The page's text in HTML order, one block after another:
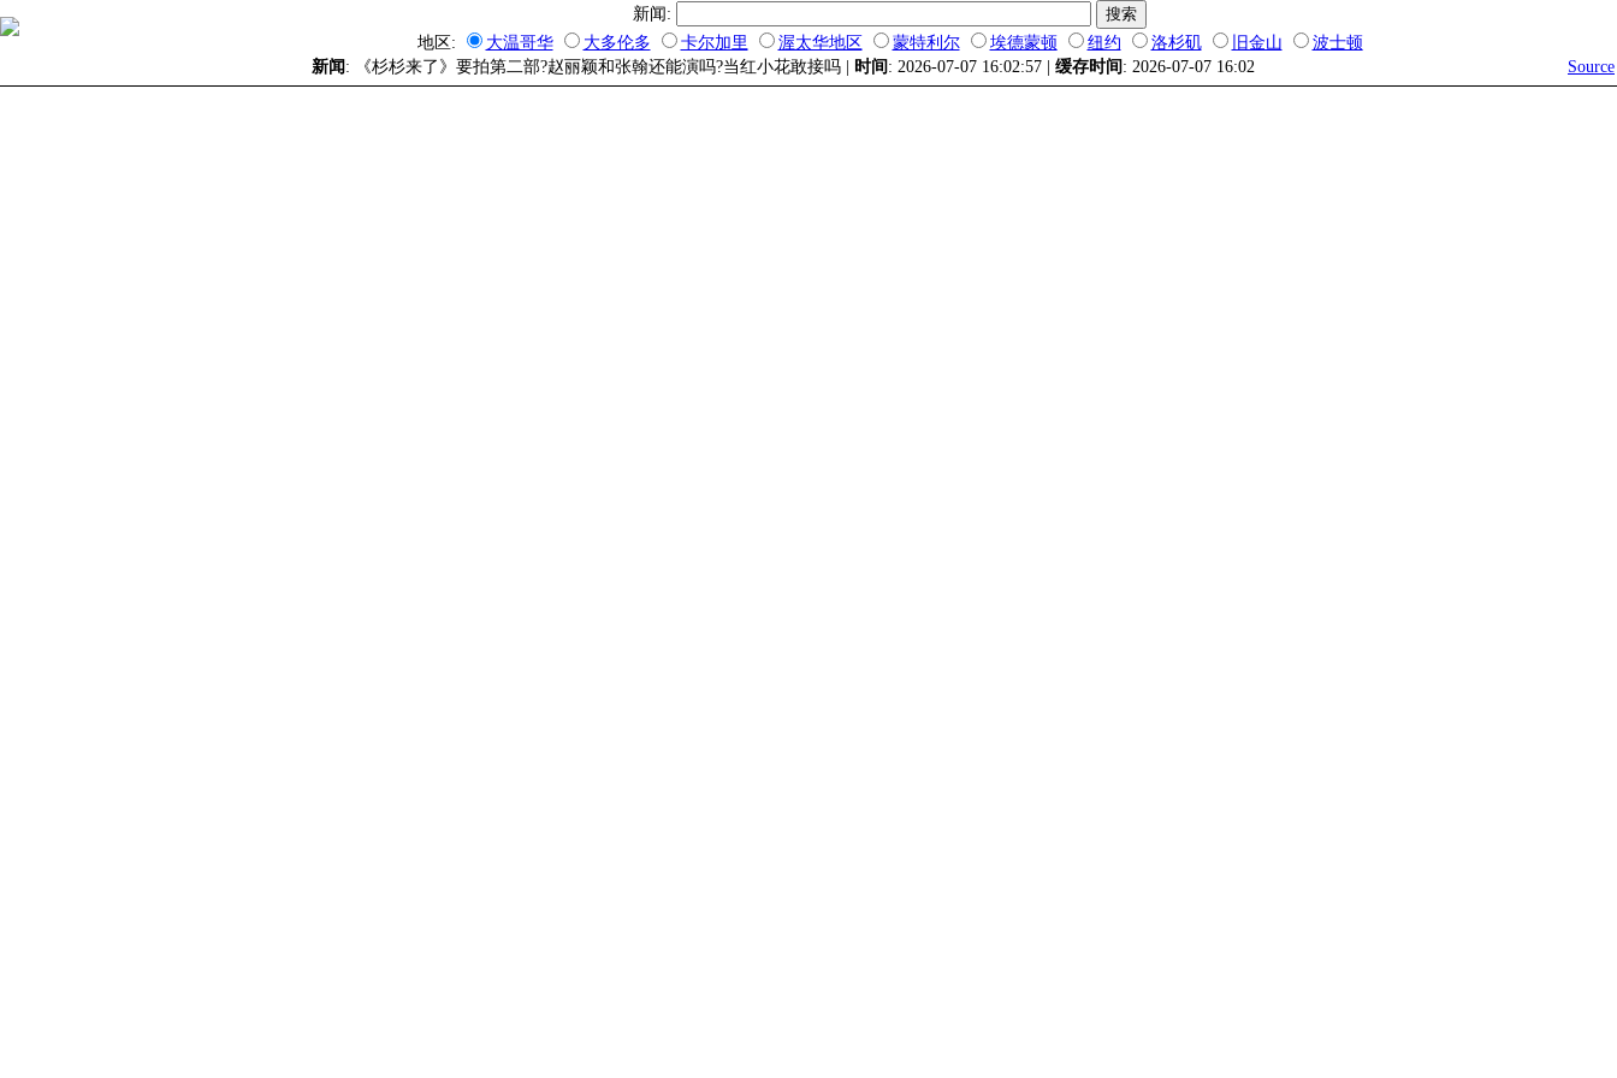
新闻:
地区:
大温哥华 大多伦多 卡尔加里 渥太华地区 蒙特利尔 埃德蒙顿 纽约 洛杉矶 旧金山
波士顿
新闻 : 《杉杉来了》要拍第二部?赵丽颖和张翰还能演吗?当红小花敢接吗 | 时间 : 2026-07-07 16:02:57 | 缓存时间 : 2026-07-07 16:02 Source